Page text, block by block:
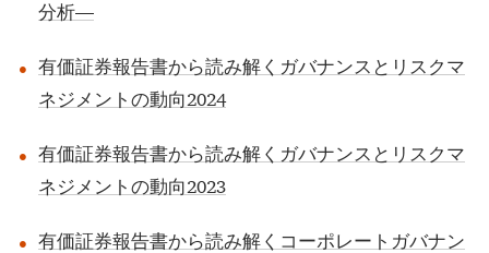
分析―
有価証券報告書から読み解くガバナンスとリスクマ
ネジメントの動向2024
有価証券報告書から読み解くガバナンスとリスクマ
ネジメントの動向2023
有価証券報告書から読み解くコーポレートガバナン